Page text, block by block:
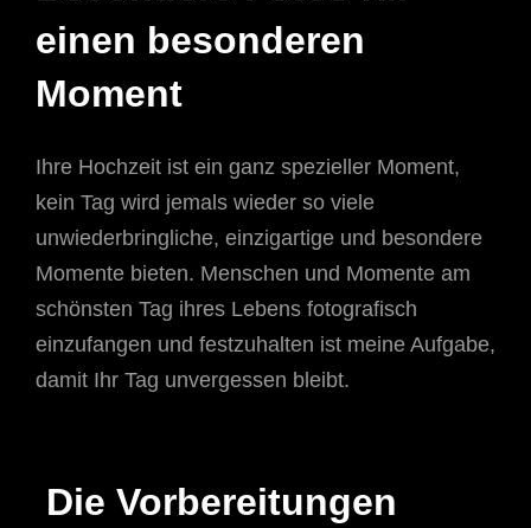
einen besonderen
Moment
Ihre Hochzeit ist ein ganz spezieller Moment,
kein Tag wird jemals wieder so viele
unwiederbringliche, einzigartige und besondere
Momente bieten. Menschen und Momente am
schönsten Tag ihres Lebens fotografisch
einzufangen und festzuhalten ist meine Aufgabe,
damit Ihr Tag unvergessen bleibt.
Die Vorbereitungen